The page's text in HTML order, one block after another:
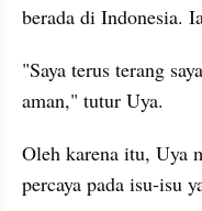
berada di Indonesia.
"Saya terus terang
aman," tutur Uya.
Oleh karena itu, Uya
percaya pada isu-isu